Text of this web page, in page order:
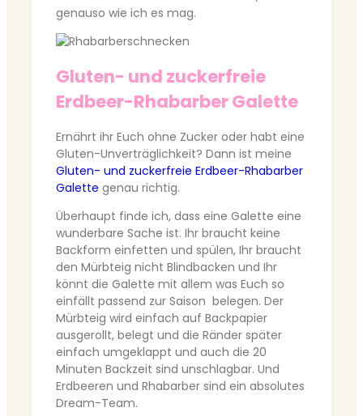
genauso wie ich es mag.
Gluten- und zuckerfreie
Erdbeer-Rhabarber Galette
Ernährt ihr Euch ohne Zucker oder habt eine
Gluten-Unverträglichkeit? Dann ist meine
Gluten- und zuckerfreie Erdbeer-Rhabarber
Galette genau richtig.
Überhaupt finde ich, dass eine Galette eine
wunderbare Sache ist. Ihr braucht keine
Backform einfetten und spülen, Ihr braucht
den Mürbteig nicht Blindbacken und Ihr
könnt die Galette mit allem was Euch so
einfällt passend zur Saison belegen. Der
Mürbteig wird einfach auf Backpapier
ausgerollt, belegt und die Ränder später
einfach umgeklappt und auch die 20
Minuten Backzeit sind unschlagbar. Und
Erdbeeren und Rhabarber sind ein absolutes
Dream-Team.